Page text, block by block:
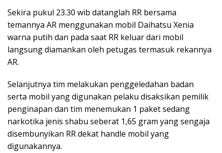
Sekira pukul 23.30 wib datanglah RR bersama
temannya AR menggunakan mobil Daihatsu Xenia
warna putih dan pada saat RR keluar dari mobil
langsung diamankan oleh petugas termasuk rekannya
AR.
Selanjutnya tim melakukan penggeledahan badan
serta mobil yang digunakan pelaku disaksikan pemilik
penginapan dan tim menemukan 1 paket sedang
narkotika jenis shabu seberat 1,65 gram yang sengaja
disembunyikan RR dekat handle mobil yang
digunakannya.